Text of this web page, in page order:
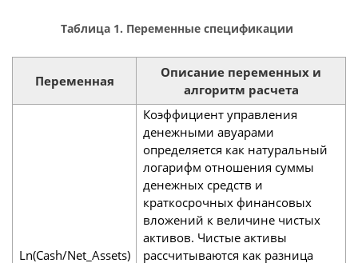
Таблица 1. Переменные спецификации
Переменная
Описание переменных и
алгоритм расчета
Ln(Cash/Net_Assets)
Коэффициент управления
денежными авуарами
определяется как натуральный
логарифм отношения суммы
денежных средств и
краткосрочных финансовых
вложений к величине чистых
активов. Чистые активы
рассчитываются как разница